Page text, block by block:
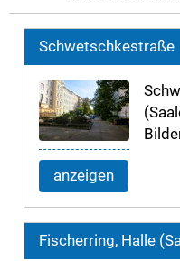
Schwetschkestraße
anzeigen
Fischerring, Halle